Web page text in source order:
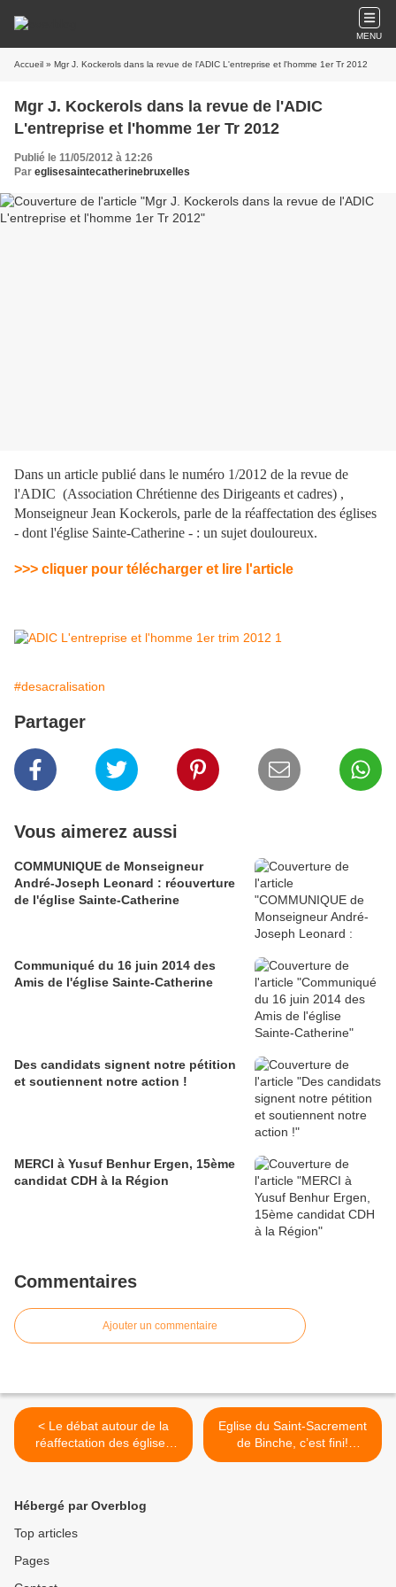
MENU
Accueil » Mgr J. Kockerols dans la revue de l'ADIC L'entreprise et l'homme 1er Tr 2012
Mgr J. Kockerols dans la revue de l'ADIC
L'entreprise et l'homme 1er Tr 2012
Publié le 11/05/2012 à 12:26
Par eglisesaintecatherinebruxelles
Dans un article publié dans le numéro 1/2012 de la revue de
l'ADIC (Association Chrétienne des Dirigeants et cadres) ,
Monseigneur Jean Kockerols, parle de la réaffectation des églises
- dont l'église Sainte-Catherine - : un sujet douloureux.
>>> cliquer pour télécharger et lire l'article
#desacralisation
Partager
Vous aimerez aussi
COMMUNIQUE de Monseigneur
André-Joseph Leonard : réouverture
de l'église Sainte-Catherine
Communiqué du 16 juin 2014 des
Amis de l'église Sainte-Catherine
Des candidats signent notre pétition
et soutiennent notre action !
MERCI à Yusuf Benhur Ergen, 15ème
candidat CDH à la Région
Commentaires
Ajouter un commentaire
< Le débat autour de la
réaffectation des églises
par Caroline Sagesser
Eglise du Saint-Sacrement
de Binche, c’est fini!
(www.infocatho.be) >
Hébergé par Overblog
Top articles
Pages